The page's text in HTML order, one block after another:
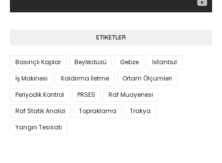
ETIKETLER
Basınçlı Kaplar Beylikdüzü Gebze
İstanbul
İş Makinesi
Kaldırma İletme
Ortam Ölçümleri
Periyodik Kontrol
PRSES
Raf Muayenesi
Raf Statik Analizi
Topraklama
Trakya
Yangın Tesisatı